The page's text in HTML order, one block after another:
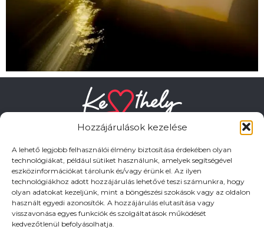
Hozzájárulások kezelése
A lehető legjobb felhasználói élmény biztosítása érdekében olyan
technológiákat, például sütiket használunk, amelyek segítségével
eszközinformációkat tárolunk és/vagy érünk el. Az ilyen
technológiákhoz adott hozzájárulás lehetővé teszi számunkra, hogy
olyan adatokat kezeljünk, mint a böngészési szokások vagy az oldalon
használt egyedi azonosítók. A hozzájárulás elutasítása vagy
visszavonása egyes funkciók és szolgáltatások működését
kedvezőtlenül befolyásolhatja.
HASZNOS LINKEK
Adatkezelési tájékoztató
Impresszum